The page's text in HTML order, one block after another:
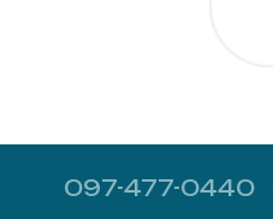
097-477-0440